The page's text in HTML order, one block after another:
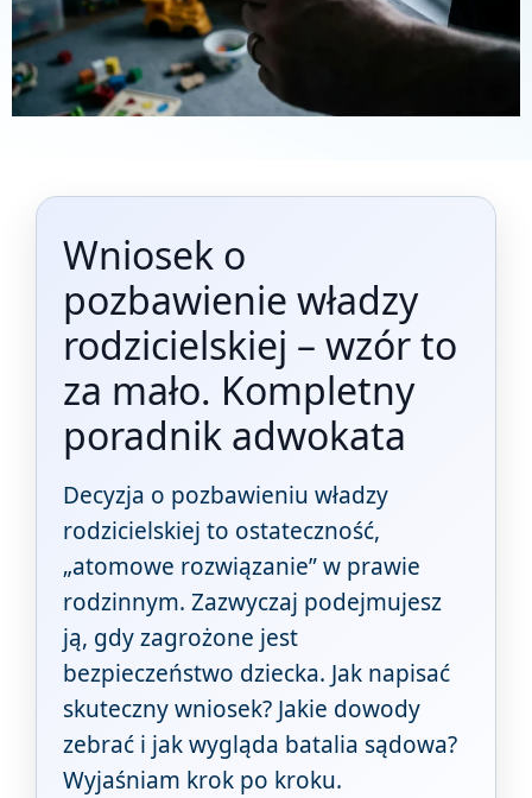
Wniosek o
pozbawienie władzy
rodzicielskiej – wzór to
za mało. Kompletny
poradnik adwokata
Decyzja o pozbawieniu władzy
rodzicielskiej to ostateczność,
„atomowe rozwiązanie” w prawie
rodzinnym. Zazwyczaj podejmujesz
ją, gdy zagrożone jest
bezpieczeństwo dziecka. Jak napisać
skuteczny wniosek? Jakie dowody
zebrać i jak wygląda batalia sądowa?
Wyjaśniam krok po kroku.